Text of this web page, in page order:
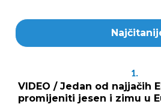
1.
VIDEO / Jedan od najjačih
promijeniti jesen i zimu u